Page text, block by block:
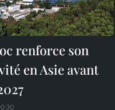
renforce son
en Asie avant